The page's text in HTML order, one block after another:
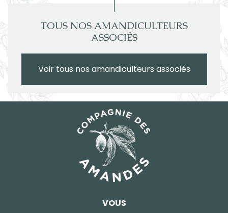
TOUS NOS AMANDICULTEURS
ASSOCIÉS
Voir tous nos amandiculteurs associés
VOUS